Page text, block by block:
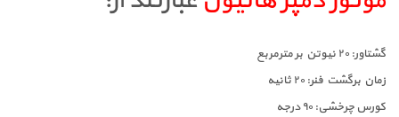
گشتاور: ۲۰ نیوتن بر مترمربع
زمان برگشت فنر: ۲۰ ثانیه
کورس چرخشی: ۹۰ درجه